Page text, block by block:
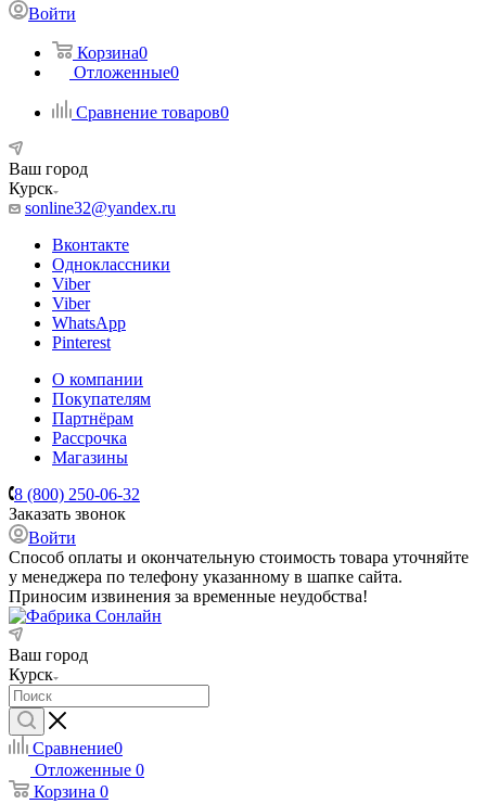
Войти
Корзина0
Отложенные0
Сравнение товаров0
Ваш город
Курск
sonline32@yandex.ru
Вконтакте
Одноклассники
Viber
Viber
WhatsApp
Pinterest
О компании
Покупателям
Партнёрам
Рассрочка
Магазины
8 (800) 250-06-32
Заказать звонок
Войти
Способ оплаты и окончательную стоимость товара уточняйте
у менеджера по телефону указанному в шапке сайта.
Приносим извинения за временные неудобства!
Ваш город
Курск
Сравнение0
Отложенные 0
Корзина 0